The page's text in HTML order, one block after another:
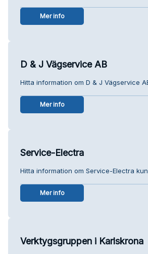
Mer info
D & J Vägservice AB
Hitta information om D & J Vägservice
Mer info
Service-Electra
Hitta information om Service-Electra
Mer info
Verktygsgruppen i Karlskrona